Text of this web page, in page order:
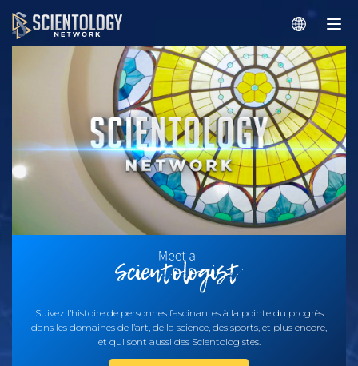
Suivez l’histoire de personnes fascinantes à la pointe du progrès
dans les domaines de l’art, de la science, des sports, et plus encore,
et qui sont aussi des Scientologistes.